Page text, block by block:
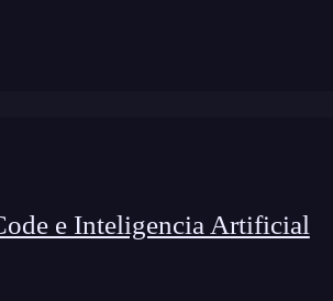
e Inteligencia Artificial